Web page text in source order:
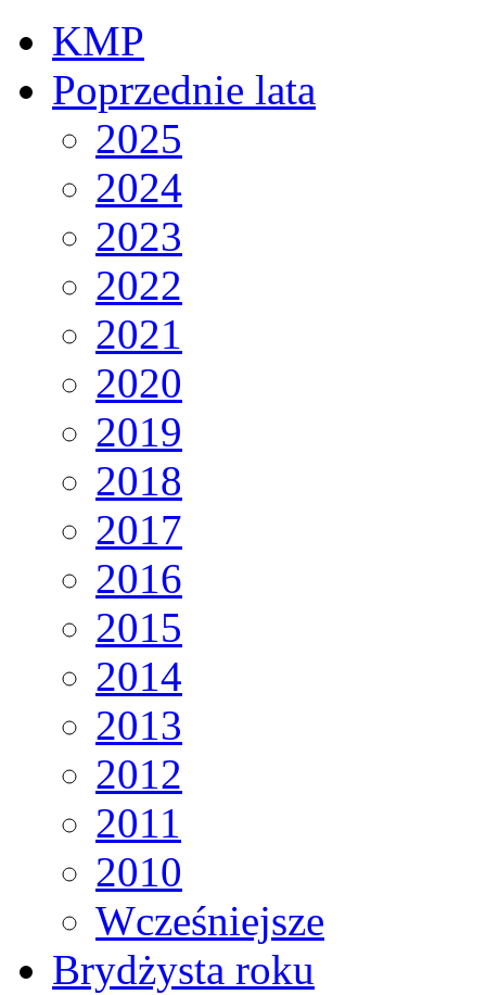
KMP
Poprzednie lata
2025
2024
2023
2022
2021
2020
2019
2018
2017
2016
2015
2014
2013
2012
2011
2010
Wcześniejsze
Brydżysta roku